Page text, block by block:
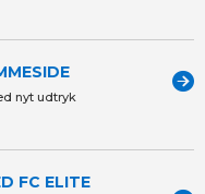
nyt udtryk
FC ELITE